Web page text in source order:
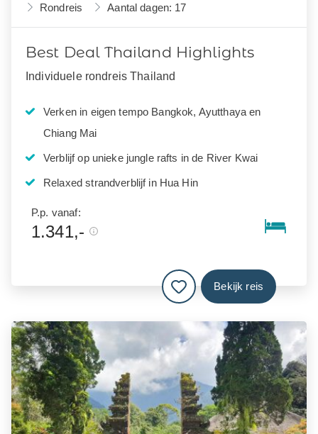
Rondreis Aantal dagen: 17
Best Deal Thailand Highlights
Individuele rondreis Thailand
Verken in eigen tempo Bangkok, Ayutthaya en
Chiang Mai
Verblijf op unieke jungle rafts in de River Kwai
Relaxed strandverblijf in Hua Hin
P.p. vanaf:
1.341,-
Bekijk reis